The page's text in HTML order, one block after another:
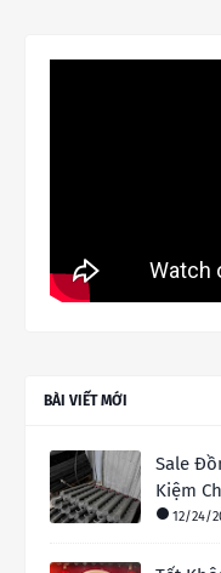
BÀI VIẾT MỚI
Sale
Kiệm
12/24/